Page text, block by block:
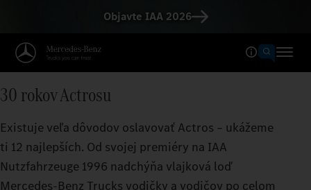
Objavte IAA 2026
30 rokov Actrosu
Existuje veľa dôvodov oslavovať Actros – ukážeme
ti 12 najlepších. Od svojej premiéry na IAA
Nutzfahrzeuge 1996 nadchýňa vlajková loď
Mercedes‑Benz Trucks vodičky a vodičov po celom